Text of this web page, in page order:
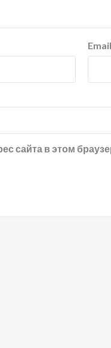
Email
сайта в этом